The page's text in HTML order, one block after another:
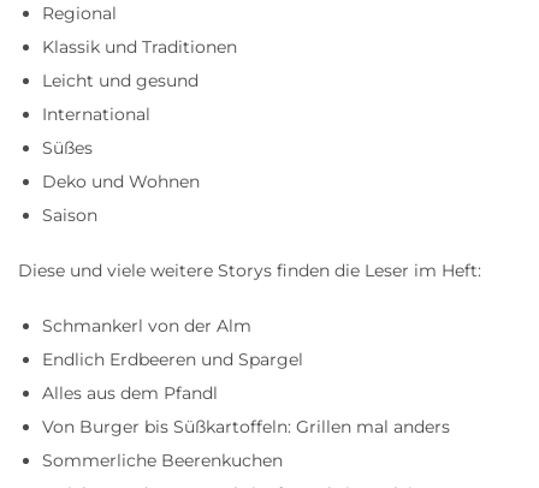
Regional
Klassik und Traditionen
Leicht und gesund
International
Süßes
Deko und Wohnen
Saison
Diese und viele weitere Storys finden die Leser im Heft:
Schmankerl von der Alm
Endlich Erdbeeren und Spargel
Alles aus dem Pfandl
Von Burger bis Süßkartoffeln: Grillen mal anders
Sommerliche Beerenkuchen